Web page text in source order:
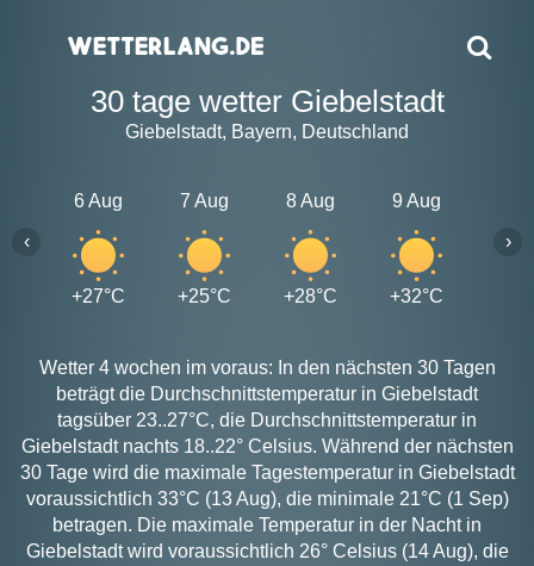
30 tage wetter Giebelstadt
Giebelstadt, Bayern, Deutschland
6 Aug
+27°C
7 Aug
+25°C
8 Aug
+28°C
9 Aug
+32°C
‹ ›
Wetter 4 wochen im voraus: In den nächsten 30 Tagen
beträgt die Durchschnittstemperatur in Giebelstadt
tagsüber 23..27°C, die Durchschnittstemperatur in
Giebelstadt nachts 18..22° Celsius. Während der nächsten
30 Tage wird die maximale Tagestemperatur in Giebelstadt
voraussichtlich 33°C (13 Aug), die minimale 21°C (1 Sep)
betragen. Die maximale Temperatur in der Nacht in
Giebelstadt wird voraussichtlich 26° Celsius (14 Aug), die